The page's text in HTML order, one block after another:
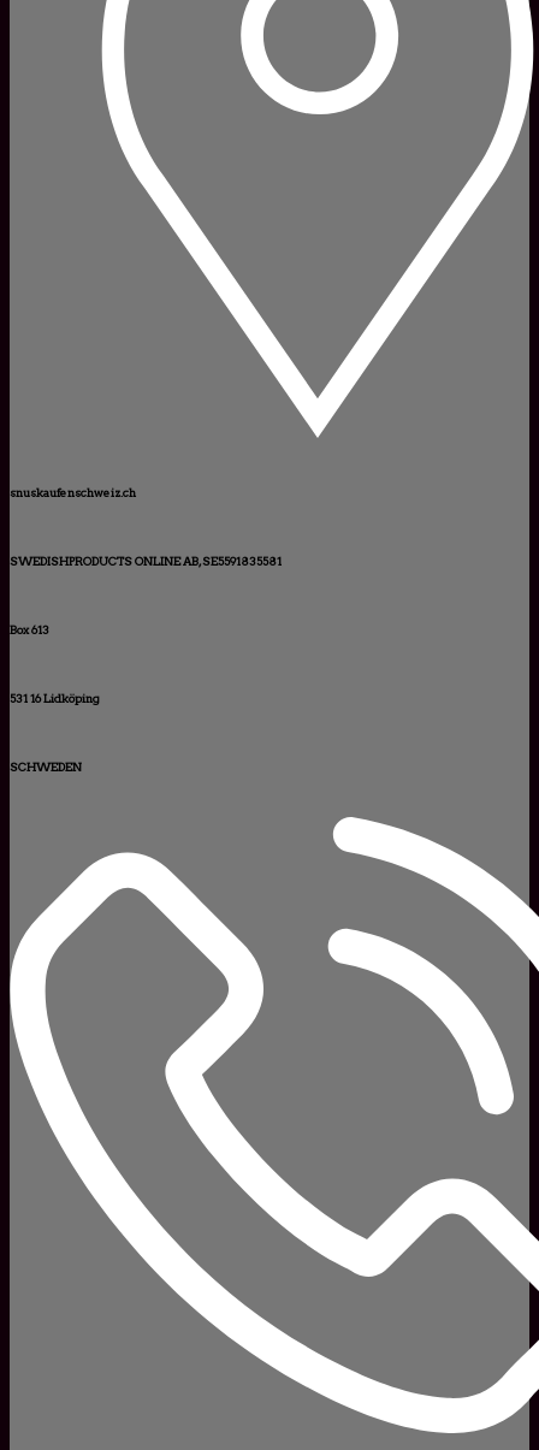
snuskaufenschweiz.ch
SWEDISHPRODUCTS ONLINE AB, SE5591835581
Box 613
531 16 Lidköping
SCHWEDEN